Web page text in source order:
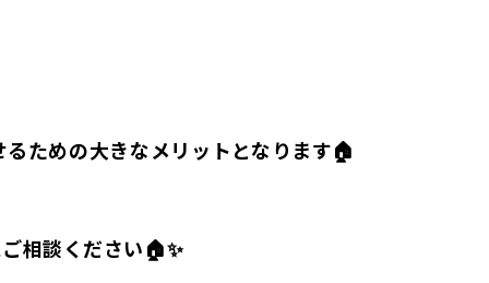
ための大きなメリットとなります🏠
相談ください🏠✨